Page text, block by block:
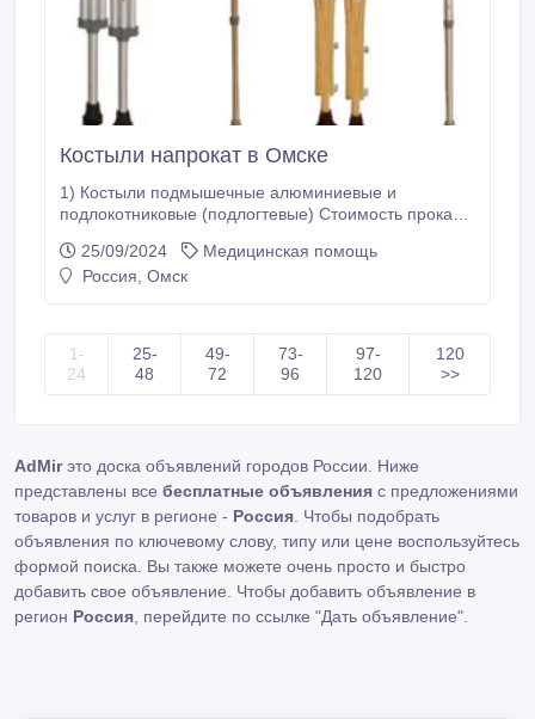
Костыли напрокат в Омске
1) Костыли подмышечные алюминиевые и
подлокотниковые (подлогтевые) Стоимость проката
сутки, 3-ий месяц 8 рублей/сутки, 4-ий месяц 7
рублей/сутки, 5-ий месяц 7 рублей/сутки, 6-ий месяц
рублей/сутки, 3-ий месяц 8 рублей/сутки, 4-ий месяц
5 рублей/сутки, 5-ий месяц 5 рублей/сутки, 6-ий
25/09/2024
Медицинская помощь
Россия, Омск
1-
24
25-
48
49-
72
73-
96
97-
120
120
>>
AdMirэто доска объявлений городов России. Ниже
представлены все бесплатные объявления с предложениями
товаров и услуг в регионе - Россия . Чтобы подобрать
объявления по ключевому слову, типу или цене воспользуйтесь
формой поиска. Вы также можете очень просто и быстро
добавить свое объявление. Чтобы добавить объявление в
регион Россия , перейдите по ссылке "Дать объявление"